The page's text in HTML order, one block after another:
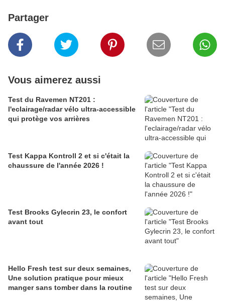
Partager
Vous aimerez aussi
Test du Ravemen NT201 :
l'eclairage/radar vélo ultra-accessible
qui protège vos arrières
Test Kappa Kontroll 2 et si c'était la
chaussure de l'année 2026 !
Test Brooks Gylecrin 23, le confort
avant tout
Hello Fresh test sur deux semaines,
Une solution pratique pour mieux
manger sans tomber dans la routine